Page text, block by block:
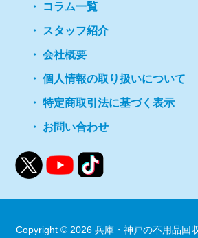
コラム一覧
スタッフ紹介
会社概要
個人情報の取り扱いについて
特定商取引法に基づく表示
お問い合わせ
Copyright © 2026 兵庫・神戸の不用品回